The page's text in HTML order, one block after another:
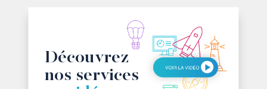
Ma plateforme digitale